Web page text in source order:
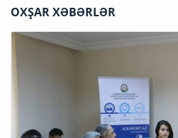
OXŞAR XƏBƏRLƏR